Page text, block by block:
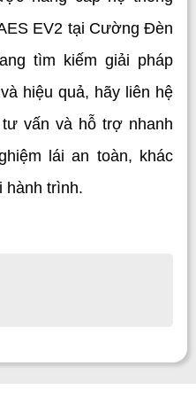
EV2 tại Cường Đèn
tìm kiếm giải pháp
hiệu quả, hãy liên hệ
vấn và hỗ trợ nhanh
lái an toàn, khác
hành trình.